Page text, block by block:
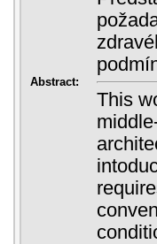
Abstract:
This